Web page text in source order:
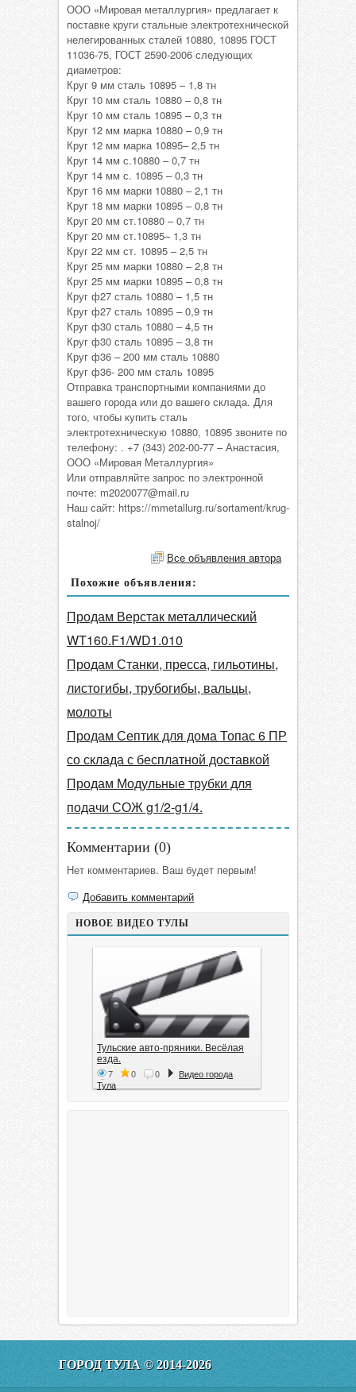
ООО «Мировая металлургия» предлагает к
поставке круги стальные электротехнической
нелегированных сталей 10880, 10895 ГОСТ
11036-75, ГОСТ 2590-2006 следующих
диаметров:
Круг 9 мм сталь 10895 – 1,8 тн
Круг 10 мм сталь 10880 – 0,8 тн
Круг 10 мм сталь 10895 – 0,3 тн
Круг 12 мм марка 10880 – 0,9 тн
Круг 12 мм марка 10895– 2,5 тн
Круг 14 мм с.10880 – 0,7 тн
Круг 14 мм с. 10895 – 0,3 тн
Круг 16 мм марки 10880 – 2,1 тн
Круг 18 мм марки 10895 – 0,8 тн
Круг 20 мм ст.10880 – 0,7 тн
Круг 20 мм ст.10895– 1,3 тн
Круг 22 мм ст. 10895 – 2,5 тн
Круг 25 мм марки 10880 – 2,8 тн
Круг 25 мм марки 10895 – 0,8 тн
Круг ф27 сталь 10880 – 1,5 тн
Круг ф27 сталь 10895 – 0,9 тн
Круг ф30 сталь 10880 – 4,5 тн
Круг ф30 сталь 10895 – 3,8 тн
Круг ф36 – 200 мм сталь 10880
Круг ф36- 200 мм сталь 10895
Отправка транспортными компаниями до
вашего города или до вашего склада. Для
того, чтобы купить сталь
электротехническую 10880, 10895 звоните по
телефону: . +7 (343) 202-00-77 – Анастасия,
ООО «Мировая Металлургия»
Или отправляйте запрос по электронной
почте: m2020077@mail.ru
Наш сайт: https://mmetallurg.ru/sortament/krug-
stalnoj/
Все объявления автора
Похожие объявления:
Продам Верстак металлический
WT160.F1/WD1.010
Продам Станки, пресса, гильотины,
листогибы, трубогибы, вальцы,
молоты
Продам Септик для дома Топас 6 ПР
со склада с бесплатной доставкой
Продам Модульные трубки для
подачи СОЖ g1/2-g1/4.
Комментарии (0)
Нет комментариев. Ваш будет первым!
Добавить комментарий
НОВОЕ ВИДЕО ТУЛЫ
Тульские авто-пряники. Весёлая
езда.
7 0 0
Видео города
Тула
00:20:11
Эфир от 11.01.2016 (19.35) Тула
160 0 0 Видео города
ГОРОД ТУЛА © 2014-2026